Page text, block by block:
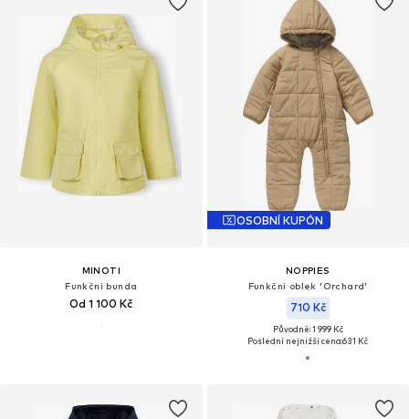
MINOTI
Funkční bunda
Od 1 100 Kč
OSOBNÍ KUPÓN
NOPPIES
Funkční oblek 'Orchard'
710 Kč
Původně: 1 999 Kč
Poslední nejnižší cena:631 Kč